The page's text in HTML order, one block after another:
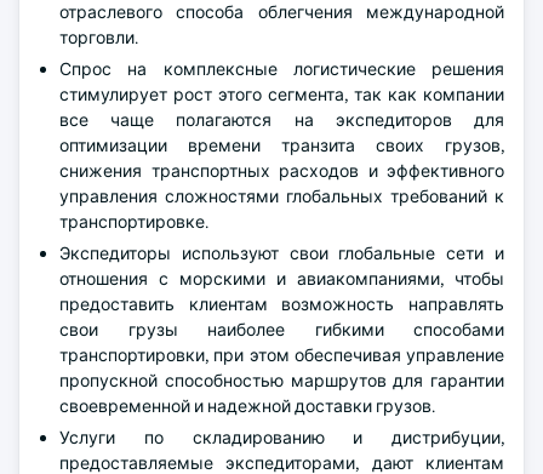
отраслевого способа облегчения международной
торговли.
Спрос на комплексные логистические решения
стимулирует рост этого сегмента, так как компании
все чаще полагаются на экспедиторов для
оптимизации времени транзита своих грузов,
снижения транспортных расходов и эффективного
управления сложностями глобальных требований к
транспортировке.
Экспедиторы используют свои глобальные сети и
отношения с морскими и авиакомпаниями, чтобы
предоставить клиентам возможность направлять
свои грузы наиболее гибкими способами
транспортировки, при этом обеспечивая управление
пропускной способностью маршрутов для гарантии
своевременной и надежной доставки грузов.
Услуги по складированию и дистрибуции,
предоставляемые экспедиторами, дают клиентам